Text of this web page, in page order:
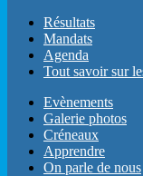
Résultats
Mandats
Agenda
Tout savoir sur
Evènements
Galerie photos
Créneaux
Apprendre
On parle de nous